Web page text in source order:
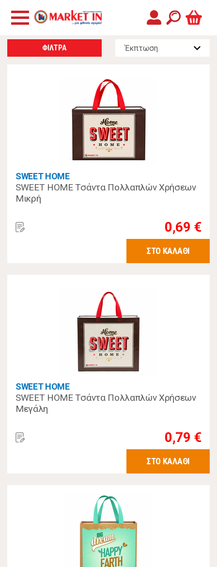
ΦΙΛΤΡΑ
SWEET HOME
SWEET HOME Τσάντα Πολλαπλών Χρήσεων
Μικρή
0,69 €
ΣΤΟ ΚΑΛΑΘΙ
SWEET HOME
SWEET HOME Τσάντα Πολλαπλών Χρήσεων
Μεγάλη
0,79 €
ΣΤΟ ΚΑΛΑΘΙ